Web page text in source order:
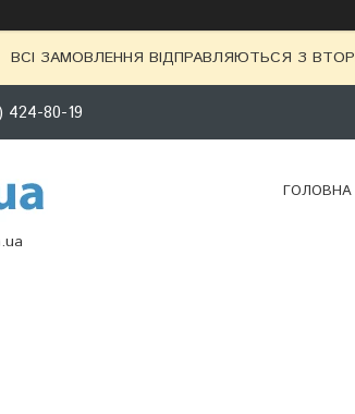
ВСІ ЗАМОВЛЕННЯ ВІДПРАВЛЯЮТЬСЯ З
424-80-19
ГОЛОВНА